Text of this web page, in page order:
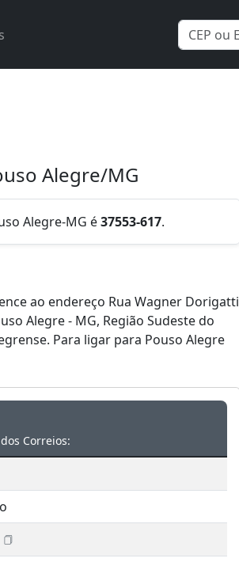
Alegre/MG
Alegre-MG é37553-617.
ao endereço Rua Wagner Dorigatti
Alegre - MG, Região Sudeste do
Para ligar para Pouso Alegre
Correios: